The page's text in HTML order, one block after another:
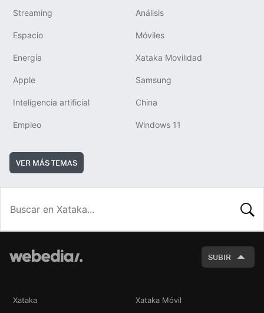
Streaming Análisis
Espacio Móviles
Energía Xataka Movilidad
Apple Samsung
Inteligencia artificial China
Empleo Windows 11
VER MÁS TEMAS
SUBIR
Xataka Xataka Móvil